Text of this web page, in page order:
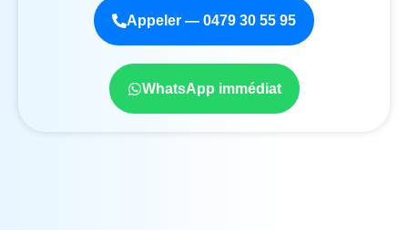
Appeler — 0479 30 55 95
WhatsApp immédiat